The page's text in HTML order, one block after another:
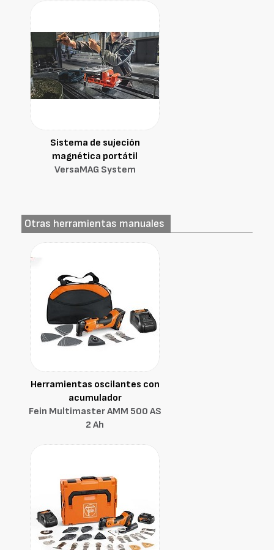
Sistema de sujeción
magnética portátil
VersaMAG System
Otras herramientas manuales
Herramientas oscilantes con
acumulador
Fein Multimaster AMM 500 AS
2 Ah